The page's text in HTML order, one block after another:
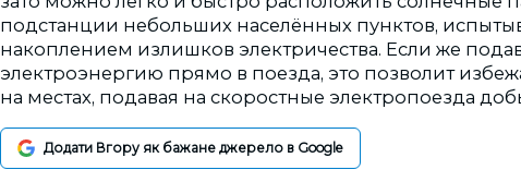
подстанции небольших населённых пунктов,
накоплением излишков электричества. Если же
электроэнергию прямо в поезда, это позволит
на местах, подавая на скоростные электропоезда
Додати Вгору як бажане джерело в Google